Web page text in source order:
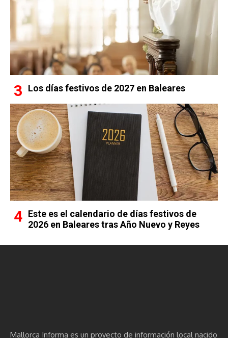
Los días festivos de 2027 en Baleares
Este es el calendario de días festivos de
2026 en Baleares tras Año Nuevo y Reyes
Mallorca Informa es un proyecto de información local nacido